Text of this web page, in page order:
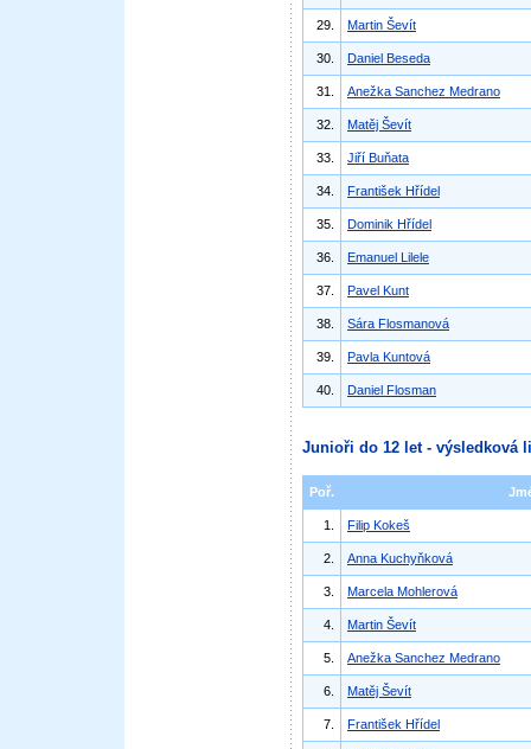
29. Martin Ševít
30. Daniel Beseda
31. Anežka Sanchez Medrano
32. Matěj Ševít
33. Jiří Buňata
34. František Hřídel
35. Dominik Hřídel
36. Emanuel Lilele
37. Pavel Kunt
38. Sára Flosmanová
39. Pavla Kuntová
40. Daniel Flosman
Junioři do 12 let - výsledková
Poř.
1. Filip Kokeš
2. Anna Kuchyňková
3. Marcela Mohlerová
4. Martin Ševít
5. Anežka Sanchez Medrano
6. Matěj Ševít
7. František Hřídel